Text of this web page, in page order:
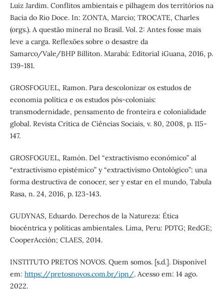
Luiz Jardim. Conflitos ambientais e pilhagem dos territórios na
Bacia do Rio Doce. In: ZONTA, Marcio; TROCATE, Charles
(orgs.). A questão mineral no Brasil. Vol. 2: Antes fosse mais
leve a carga. Reflexões sobre o desastre da
Samarco/Vale/BHP Billiton. Marabá: Editorial iGuana, 2016, p.
139-181.
GROSFOGUEL, Ramon. Para descolonizar os estudos de
economia política e os estudos pós-coloniais:
transmodernidade, pensamento de fronteira e colonialidade
global. Revista Crítica de Ciências Sociais, v. 80, 2008, p. 115-
147.
GROSFOGUEL, Ramón. Del “extractivismo económico” al
“extractivismo epistémico” y “extractivismo Ontológico”: una
forma destructiva de conocer, ser y estar en el mundo, Tabula
Rasa, n. 24, 2016, p. 123-143.
GUDYNAS, Eduardo. Derechos de la Natureza: Ética
biocéntrica y políticas ambientales. Lima, Peru: PDTG; RedGE;
CooperAcción; CLAES, 2014.
INSTITUTO PRETOS NOVOS. Quem somos. [s.d.]. Disponível
em: https://pretosnovos.com.br/ipn/. Acesso em: 14 ago.
2022.